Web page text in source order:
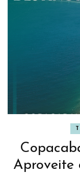
Aproveite